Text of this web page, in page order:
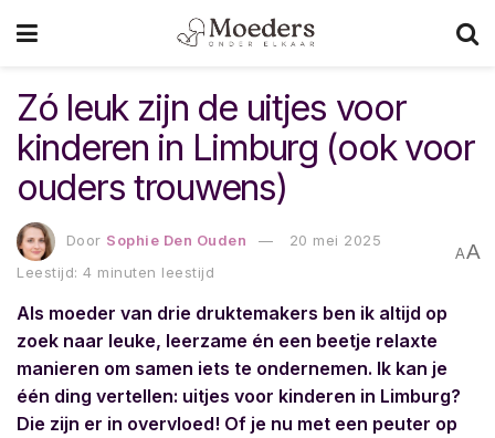
Zó leuk zijn de uitjes voor
kinderen in Limburg (ook voor
ouders trouwens)
Door Sophie Den Ouden
20 mei 2025
Leestijd: 4 minuten leestijd
AA
Als moeder van drie druktemakers ben ik altijd op
zoek naar leuke, leerzame én een beetje relaxte
manieren om samen iets te ondernemen. Ik kan je
één ding vertellen: uitjes voor kinderen in Limburg?
Die zijn er in overvloed! Of je nu met een peuter op